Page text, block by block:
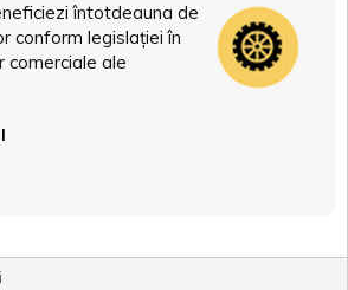
întotdeauna de
conform legislației în
comerciale ale